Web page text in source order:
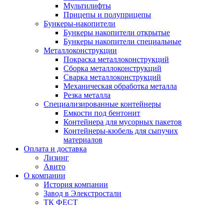
Мультилифты
Прицепы и полуприцепы
Бункеры-накопители
Бункеры накопители открытые
Бункеры накопители специальные
Металлоконструкции
Покраска металлоконструкций
Сборка металлоконструкций
Сварка металлоконструкций
Механическая обработка металла
Резка металла
Специализированные контейнеры
Емкости под бентонит
Контейнера для мусорных пакетов
Контейнеры-кюбель для сыпучих
материалов
Оплата и доставка
Лизинг
Авито
О компании
История компании
Завод в Элекстростали
ТК ФЕСТ